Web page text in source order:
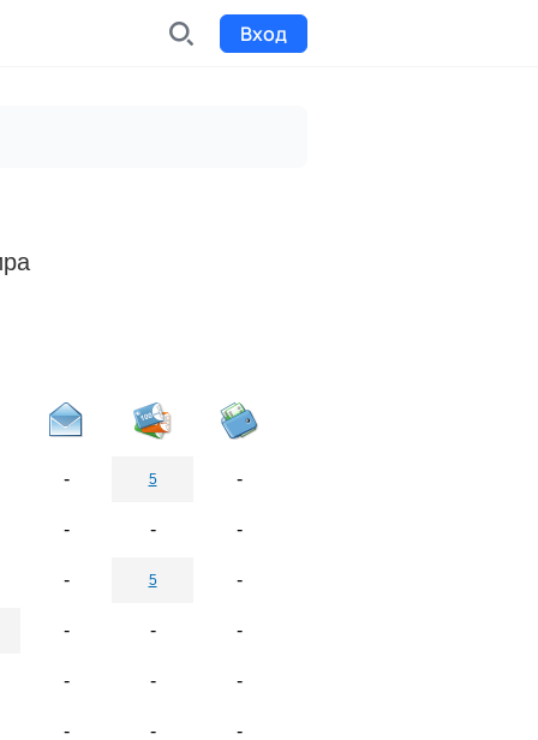
Вход
- 5 -
- - -
- 5 -
- - -
- - -
- - -